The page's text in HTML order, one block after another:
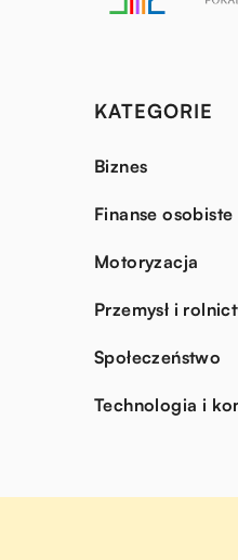
KATEGORIE
Biznes
Finanse osobiste
Motoryzacja
Przemysł i
Społeczeństwo
Technologia i